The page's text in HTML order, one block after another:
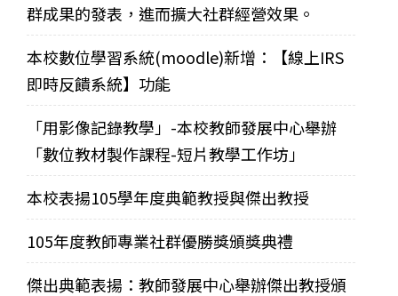
群成果的發表，進而擴大社群經營效果。
本校數位學習系統(moodle)新增：【線上IRS
即時反饋系統】功能
「用影像記錄教學」-本校教師發展中心舉辦
「數位教材製作課程-短片教學工作坊」
本校表揚105學年度典範教授與傑出教授
105年度教師專業社群優勝獎頒獎典禮
傑出典範表揚：教師發展中心舉辦傑出教授頒